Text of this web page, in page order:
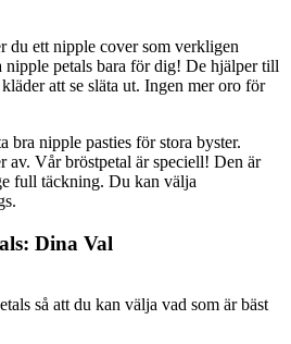
du ett nipple cover som verkligen
nipple petals bara för dig! De hjälper till
att se släta ut. Ingen mer oro för
bra nipple pasties för stora byster.
av. Vår bröstpetal är speciell! Den är
full täckning. Du kan välja
Dina Val
så att du kan välja vad som är bäst